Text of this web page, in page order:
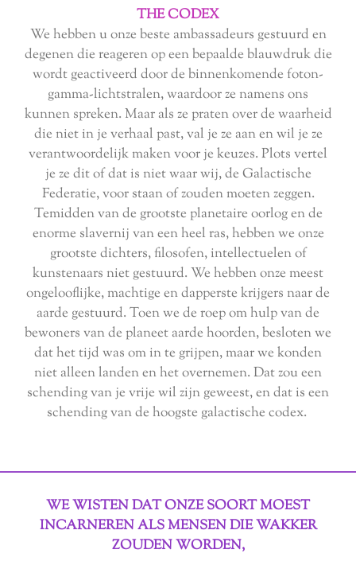
THE CODEX
We hebben u onze beste ambassadeurs gestuurd en
degenen die reageren op een bepaalde blauwdruk die
wordt geactiveerd door de binnenkomende foton-
gamma-lichtstralen, waardoor ze namens ons
kunnen spreken. Maar als ze praten over de waarheid
die niet in je verhaal past, val je ze aan en wil je ze
verantwoordelijk maken voor je keuzes. Plots vertel
je ze dit of dat is niet waar wij, de Galactische
Federatie, voor staan ​​of zouden moeten zeggen.
Temidden van de grootste planetaire oorlog en de
enorme slavernij van een heel ras, hebben we onze
grootste dichters, filosofen, intellectuelen of
kunstenaars niet gestuurd. We hebben onze meest
ongelooflijke, machtige en dapperste krijgers naar de
aarde gestuurd. Toen we de roep om hulp van de
bewoners van de planeet aarde hoorden, besloten we
dat het tijd was om in te grijpen, maar we konden
niet alleen landen en het overnemen. Dat zou een
schending van je vrije wil zijn geweest, en dat is een
schending van de hoogste galactische codex.
WE WISTEN DAT ONZE SOORT MOEST
INCARNEREN ALS MENSEN DIE WAKKER
ZOUDEN WORDEN,